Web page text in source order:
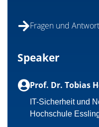
Fragen und
Speaker
Prof. Dr. Tobias
IT-Sicherheit und
Hochschule